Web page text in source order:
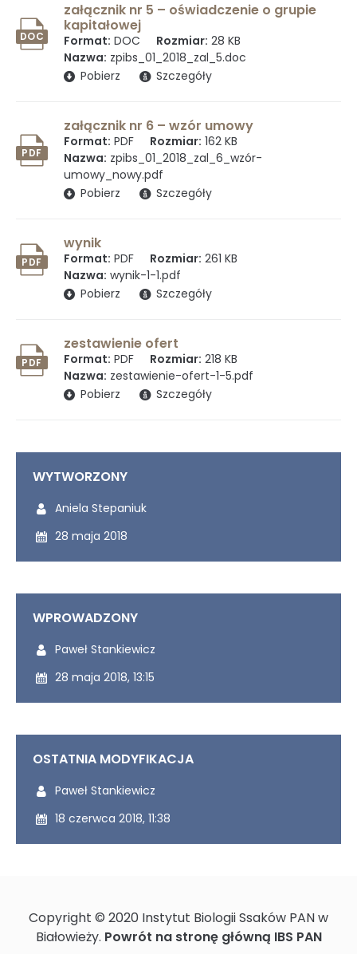
Instrukcja korzystania z BIP
Kontakt
DOC
załącznik nr 5 – oświadczenie o grupie
kapitałowej
Format: DOC Rozmiar: 28 KB
Nazwa: zpibs_01_2018_zal_5.doc
Pobierz (otwiera się w nowym oknie)
Szczegóły
PDF
załącznik nr 6 – wzór umowy
Format: PDF Rozmiar: 162 KB
Nazwa: zpibs_01_2018_zal_6_wzór-
umowy_nowy.pdf
Pobierz (otwiera się w nowym oknie)
Szczegóły
PDF
wynik
Format: PDF Rozmiar: 261 KB
Nazwa: wynik-1-1.pdf
Pobierz (otwiera się w nowym oknie)
Szczegóły
PDF
zestawienie ofert
Format: PDF Rozmiar: 218 KB
Nazwa: zestawienie-ofert-1-5.pdf
Pobierz (otwiera się w nowym oknie)
Szczegóły
WYTWORZONY
Wytworzony przez:
Aniela Stepaniuk
Wytworzony dnia:
28 maja 2018
WPROWADZONY
Udostępniony przez:
Paweł Stankiewicz
Udostępniony dnia:
28 maja 2018, 13:15
OSTATNIA MODYFIKACJA
Ostatnio modyfikowany przez:
Paweł Stankiewicz
Ostatnio zmodyfikowany dnia:
18 czerwca 2018, 11:38
Copyright © 2020 Instytut Biologii Ssaków PAN w
Białowieży. Powrót na stronę główną IBS PAN